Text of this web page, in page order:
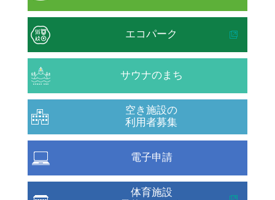
エコパーク
サウナのまち
空き施設の
利用者募集
電子申請
体育施設